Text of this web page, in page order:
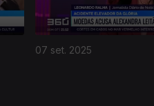
07 set. 2025